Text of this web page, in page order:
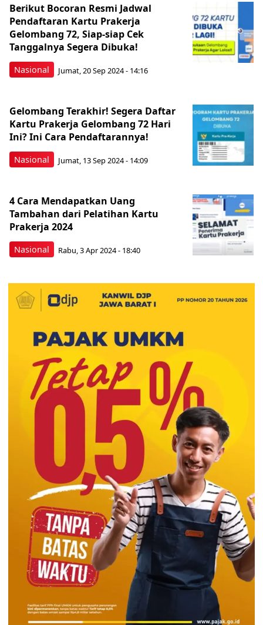
Nasional
Berikut Bocoran Resmi Jadwal
Pendaftaran Kartu Prakerja
Gelombang 72, Siap-siap Cek
Tanggalnya Segera Dibuka!
Jumat, 20 Sep 2024 - 14:16
Nasional
Gelombang Terakhir! Segera Daftar
Kartu Prakerja Gelombang 72 Hari
Ini? Ini Cara Pendaftarannya!
Jumat, 13 Sep 2024 - 14:09
Nasional
4 Cara Mendapatkan Uang
Tambahan dari Pelatihan Kartu
Prakerja 2024
Rabu, 3 Apr 2024 - 18:40